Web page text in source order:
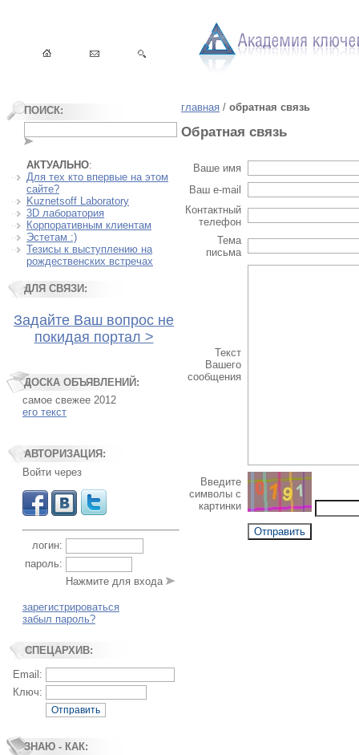
ПОИСК:
АКТУАЛЬНО:
Для тех кто впервые на этом
сайте?
Kuznetsoff Laboratory
3D лаборатория
Корпоративным клиентам
Эстетам :)
Тезисы к выступлению на
рождественских встречах
ДЛЯ СВЯЗИ:
Задайте Ваш вопрос не
покидая портал >
ДОСКА ОБЪЯВЛЕНИЙ:
самое свежее 2012
его текст
АВТОРИЗАЦИЯ:
Войти через
логин:
пароль:
Нажмите для входа
зарегистрироваться
забыл пароль?
СПЕЦАРХИВ:
Email:
Ключ:
Отправить
ЗНАЮ - КАК:
главная / обратная связь
Обратная связь
Ваше имя
Ваш e-mail
Контактный
телефон
Тема
письма
Текст
Вашего
сообщения
Введите
символы с
картинки